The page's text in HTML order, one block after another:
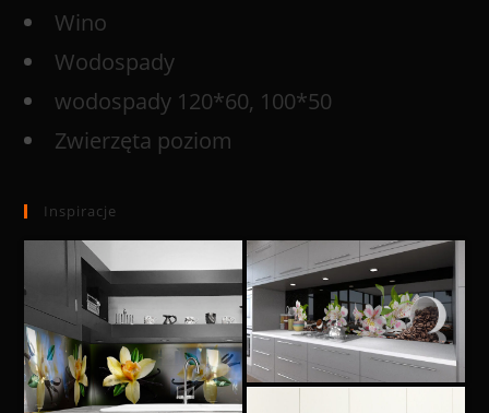
Wino
Wodospady
wodospady 120*60, 100*50
Zwierzęta poziom
Inspiracje